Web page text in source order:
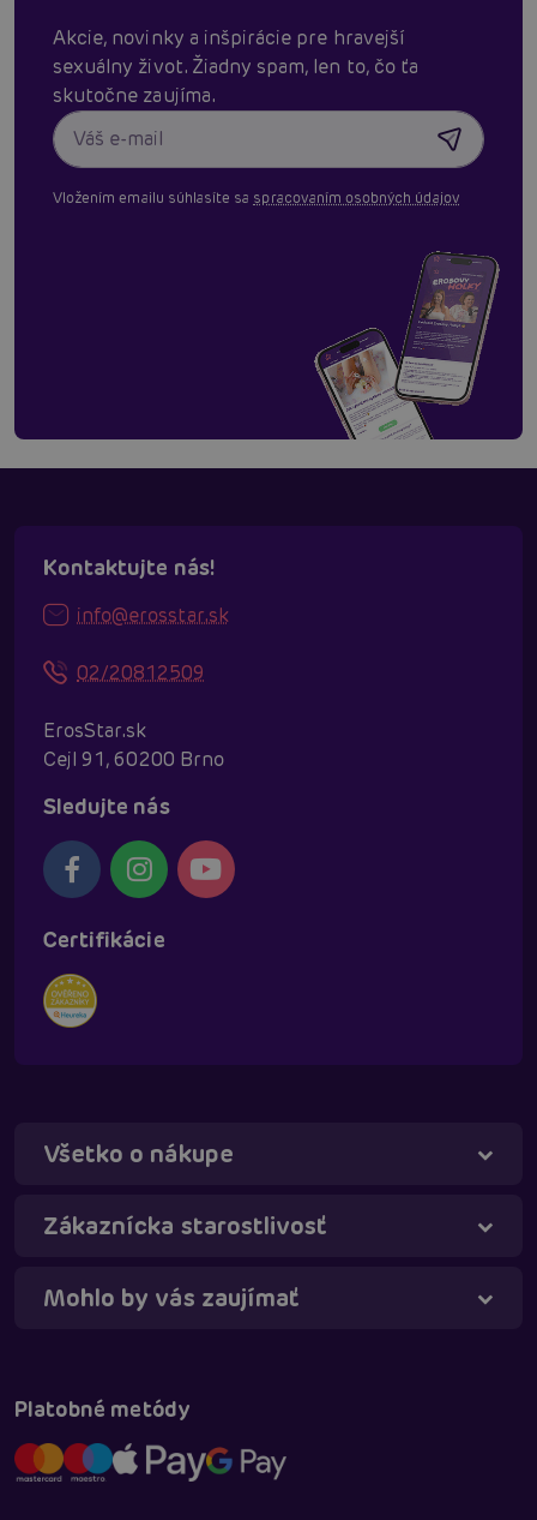
Akcie, novinky a inšpirácie pre hravejší
sexuálny život. Žiadny spam, len to, čo ťa
skutočne zaujíma.
Vložením emailu súhlasíte sa spracovaním osobných údajov
Kontaktujte nás!
info@erosstar.sk
02/20812509
ErosStar.sk
Cejl 91, 60200 Brno
Sledujte nás
Certifikácie
Všetko o nákupe
Zákaznícka starostlivosť
Mohlo by vás zaujímať
Platobné metódy
Táňa - virtuálna asistentka